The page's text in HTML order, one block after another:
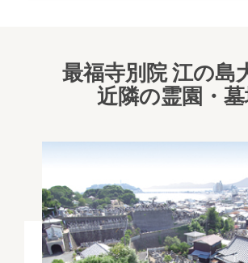
最福寺別院 江の島
近隣の霊園・